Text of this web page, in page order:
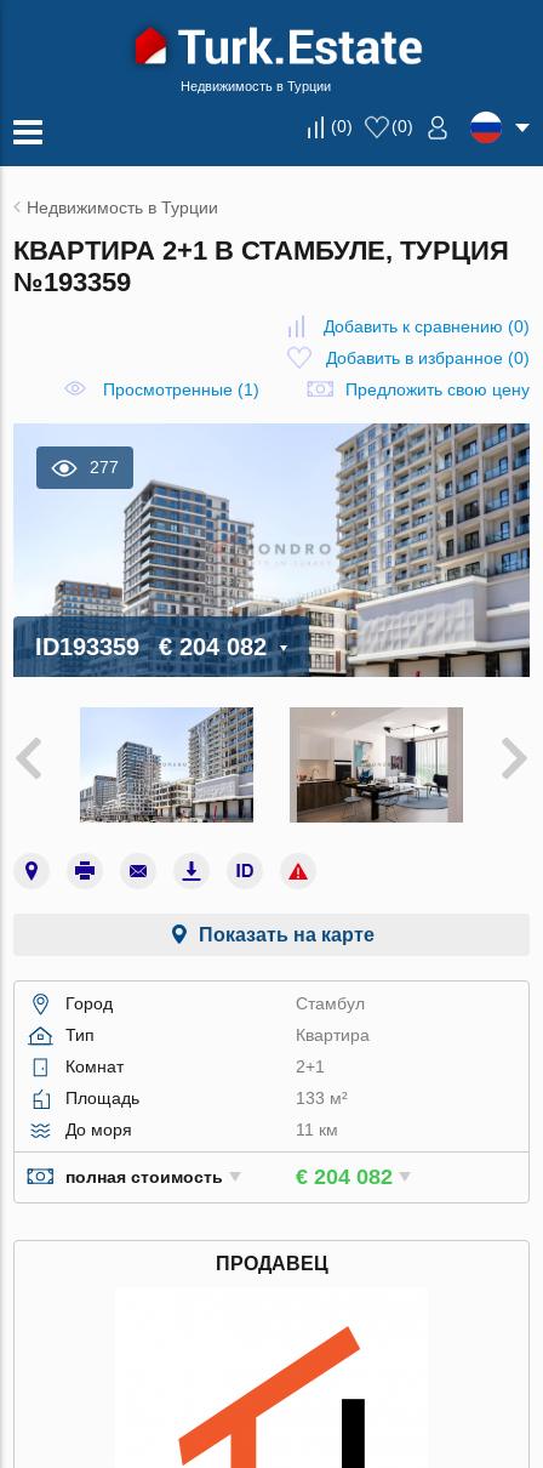
Недвижимость в Турции
(0) (0)
Недвижимость в Турции
КВАРТИРА 2+1 В СТАМБУЛЕ, ТУРЦИЯ
№193359
Добавить к сравнению (0)
Добавить в избранное(0)
Просмотренные (1)
Предложить свою цену
277
ID193359 € 204 082
Показать на карте
Город
Стамбул
Тип
Квартира
Комнат
2+1
Площадь
133 м²
До моря
11 км
полная стоимость € 204 082
ПРОДАВЕЦ